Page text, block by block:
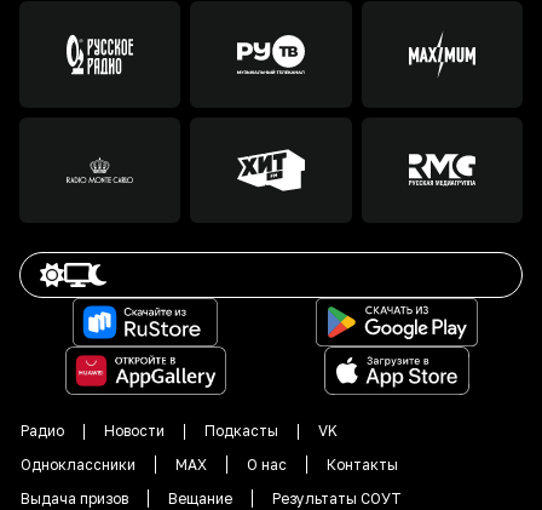
Радио Новости Подкасты
VK
Одноклассники
MAX О нас
Контакты
Выдача призов
Вещание Результаты СОУТ